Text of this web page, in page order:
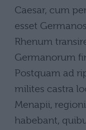
Caesar, cum
esset
Rhenum
Germanorum
Postquam ad
milites castra
Menapii,
habebant,